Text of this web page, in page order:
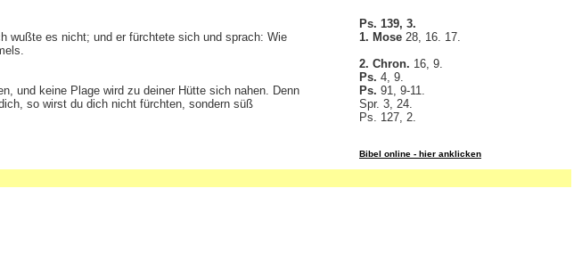
wußte es nicht; und er fürchtete sich und sprach: Wie
und keine Plage wird zu deiner Hütte sich nahen. Denn
so wirst du dich nicht fürchten, sondern süß
Ps. 139, 3.
1. Mose 28, 16. 17.
2. Chron. 16, 9.
Ps. 4, 9.
Ps. 91, 9-11.
Spr. 3, 24.
Ps. 127, 2.
Bibel online - hier anklicken